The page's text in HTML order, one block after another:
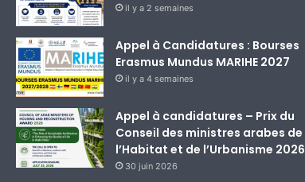
il y a 2 semaines
Appel à Candidatures : Bourses
Erasmus Mundus MARIHE 2027
il y a 4 semaines
Appel à candidatures – Prix du
Conseil des ministres arabes de
l’Habitat et de l’Urbanisme 2026
30 juin 2026